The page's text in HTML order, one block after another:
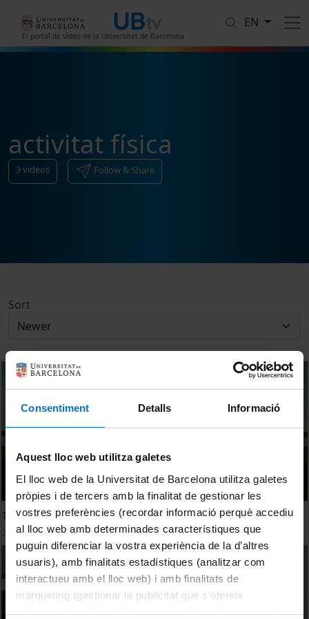
Consentiment Detalls Informació
Aquest lloc web utilitza galetes
El lloc web de la Universitat de Barcelona utilitza galetes
pròpies i de tercers amb la finalitat de gestionar les
vostres preferències (recordar informació perquè accediu
al lloc web amb determinades característiques que
puguin diferenciar la vostra experiència de la d’altres
usuaris), amb finalitats estadístiques (analitzar com
interactueu amb el lloc web) i amb finalitats de
màrqueting (gestionar la publicitat que s’ofereix
adequant-la en funció dels vostres hàbits de navegació).
El portal de vídeo de la Universitat de Barcelona
EN
activitat física
3videos Follow & Share
Sort
1- A l'estiu segueix actiu. 5 exercicis per seguir en forma
24 July, 2023